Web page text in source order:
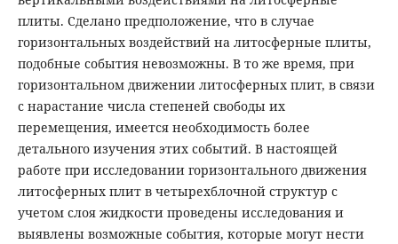
плиты. Сделано предположение, что в случае
горизонтальных воздействий на литосферные плиты,
подобные события невозможны. В то же время, при
горизонтальном движении литосферных плит, в связи
с нарастание числа степеней свободы их
перемещения, имеется необходимость более
детального изучения этих событий. В настоящей
работе при исследовании горизонтального движения
литосферных плит в четырехблочной структур с
учетом слоя жидкости проведены исследования и
выявлены возможные события, которые могут нести